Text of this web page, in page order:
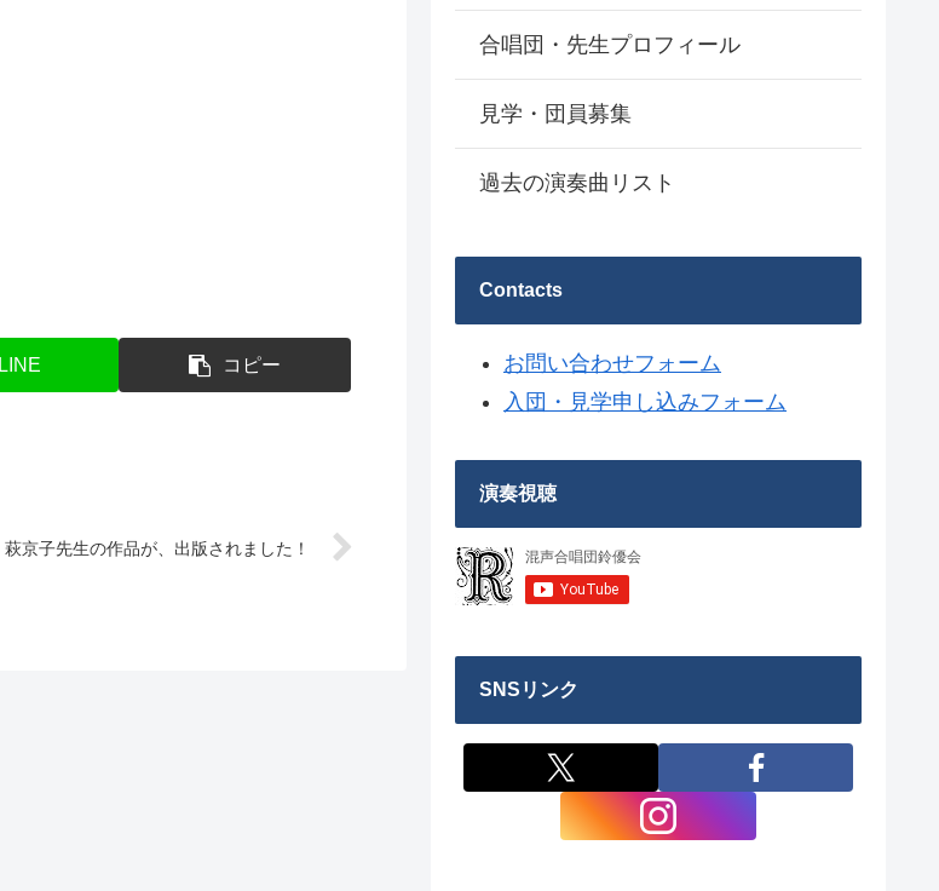
LINE コピー
萩京子先生の作品が、出版されました！
合唱団・先生プロフィール
見学・団員募集
過去の演奏曲リスト
Contacts
お問い合わせフォーム
入団・見学申し込みフォーム
演奏視聴
SNSリンク